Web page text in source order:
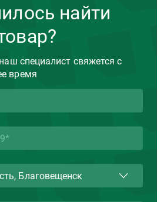
найти
специалист свяжется с
время